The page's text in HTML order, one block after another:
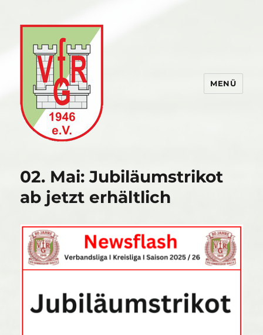
MENÜ
02. Mai: Jubiläumstrikot
ab jetzt erhältlich